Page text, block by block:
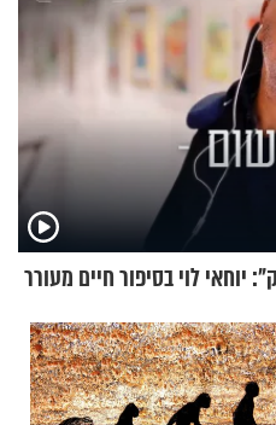
לוי בסיפור חיים מעורר